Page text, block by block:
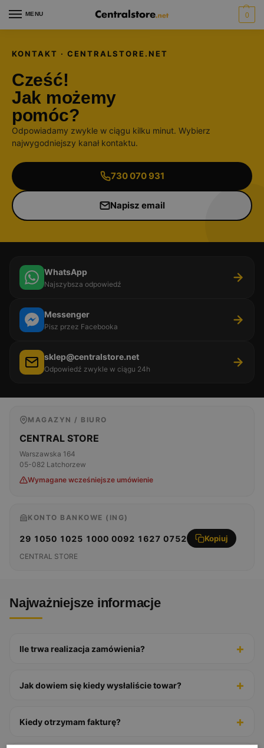
MENU 0
KONTAKT · CENTRALSTORE.NET
Cześć!
Jak możemy
pomóc?
Odpowiadamy zwykle w ciągu kilku minut. Wybierz
najwygodniejszy kanał kontaktu.
730 070 931
Napisz email
WhatsApp
Najszybsza odpowiedź
Messenger
Pisz przez Facebooka
sklep@centralstore.net
Odpowiedź zwykle w ciągu 24h
MAGAZYN / BIURO
CENTRAL STORE
Warszawska 164
05-082 Latchorzew
Wymagane wcześniejsze umówienie
KONTO BANKOWE (ING)
29 1050 1025 1000 0092 1627 0752 Kopiuj
CENTRAL STORE
Najważniejsze informacje
Ile trwa realizacja zamówienia? +
Jak dowiem się kiedy wysłaliście towar? +
Kiedy otrzymam fakturę? +